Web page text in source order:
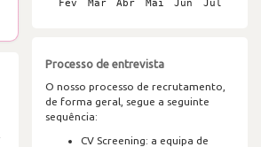
Processo de entrevista
O nosso processo de recrutamento,
de forma geral, segue a seguinte
sequência:
CV Screening: a equipa de